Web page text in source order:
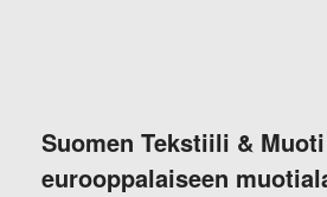
Suomen Tekstiili &
eurooppalaiseen